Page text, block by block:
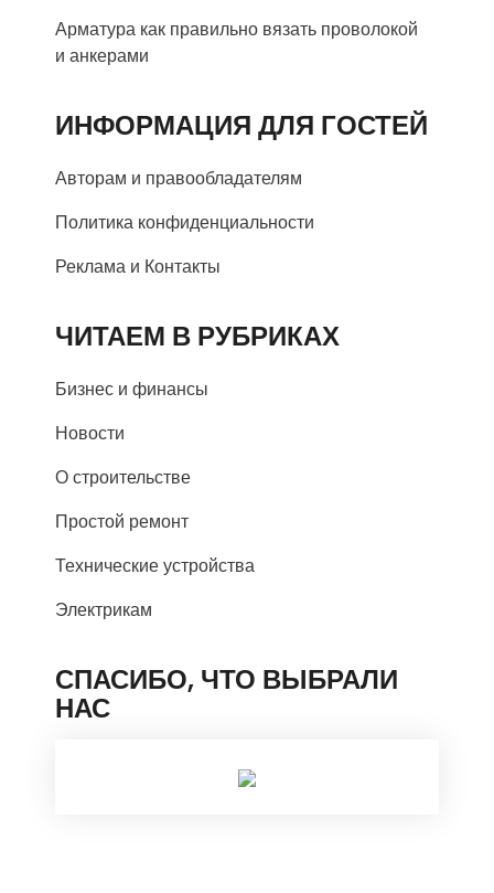
Арматура как правильно вязать проволокой
и анкерами
ИНФОРМАЦИЯ ДЛЯ ГОСТЕЙ
Авторам и правообладателям
Политика конфиденциальности
Реклама и Контакты
ЧИТАЕМ В РУБРИКАХ
Бизнес и финансы
Новости
О строительстве
Простой ремонт
Технические устройства
Электрикам
СПАСИБО, ЧТО ВЫБРАЛИ
НАС